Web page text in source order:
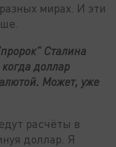
мирах. И эти
Сталина
доллар
Может, уже
расчёты в
доллар. Я